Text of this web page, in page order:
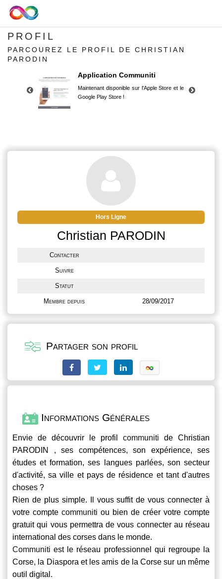
PROFIL
PARCOUREZ LE PROFIL DE CHRISTIAN
PARODIN
Application Communiti
Maintenant disponible sur l'Apple Store et le
Google Play Store !
Google Play Store !
Hors Ligne
Christian PARODIN
Contacter
Suivre
Statut
Membre depuis 28/09/2017
Partager son profil
Informations Générales
Envie de découvrir le profil communiti de Christian
PARODIN , ses compétences, son expérience, ses
études et formation, ses langues parlées, son secteur
d'activité, sa ville et pays de résidence et tant d'autres
choses ?
Rien de plus simple. Il vous suffit de vous connecter à
votre compte communiti ou bien de créer votre compte
gratuit qui vous permettra de vous connecter au réseau
international des corses dans le monde.
Communiti est le réseau professionnel qui regroupe la
Corse, la Diaspora et les amis de la Corse sur un même
outil digital.